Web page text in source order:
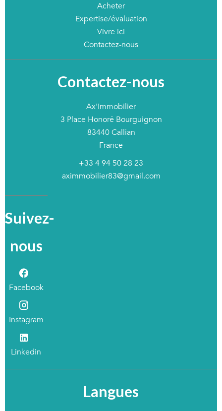
Acheter
Expertise/évaluation
Vivre ici
Contactez-nous
Contactez-nous
Ax'Immobilier
3 Place Honoré Bourguignon
83440Callian
France
+33 4 94 50 28 23
aximmobilier83@gmail.com
Suivez-
nous
Facebook
Instagram
Linkedin
Langues